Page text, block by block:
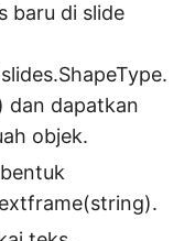
baru di slide
dan dapatkan
objek.